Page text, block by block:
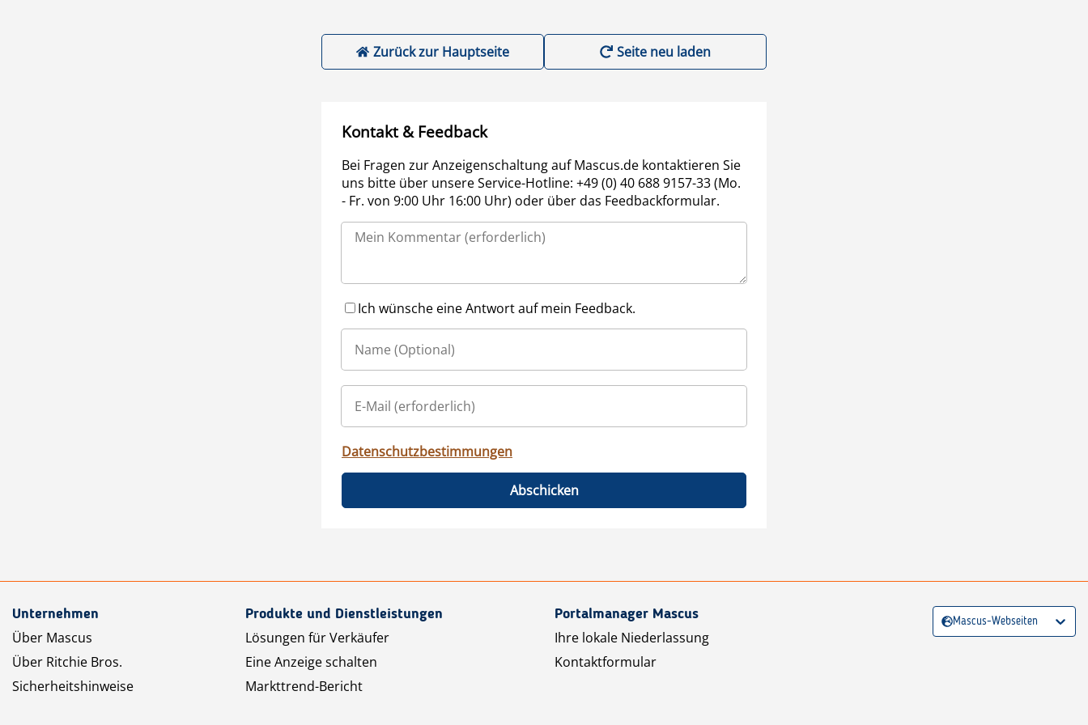
Zurück zur Hauptseite Seite neu laden
Kontakt & Feedback
Bei Fragen zur Anzeigenschaltung auf Mascus.de kontaktieren Sie
uns bitte über unsere Service-Hotline: +49 (0) 40 688 9157-33 (Mo.
- Fr. von 9:00 Uhr 16:00 Uhr) oder über das Feedbackformular.
Ich wünsche eine Antwort auf mein Feedback.
Datenschutzbestimmungen
Abschicken
Unternehmen
Über Mascus
Über Ritchie Bros.
Sicherheitshinweise
Produkte und Dienstleistungen
Lösungen für Verkäufer
Eine Anzeige schalten
Markttrend-Bericht
Portalmanager Mascus
Ihre lokale Niederlassung
Kontaktformular
Mascus-Webseiten